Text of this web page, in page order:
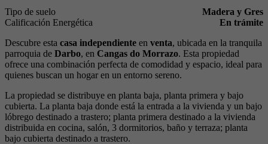
Tipo de suelo
Madera y Gres
Calificación Energética
En trámite
Descubre esta casa independiente en venta, ubicada en la tranquila
parroquia de Darbo, en Cangas do Morrazo. Esta propiedad
ofrece una combinación perfecta de comodidad y espacio, ideal para
quienes buscan un hogar en un entorno sereno.
La propiedad se distribuye en planta baja, planta primera y bajo
cubierta. La planta baja donde está la entrada a la vivienda y un bajo
lóbrego destinado a trastero; planta primera destinado a la vivienda
distribuida en cocina, salón, 3 dormitorios, baño y terraza; planta
bajo cubierta destinado a trastero.